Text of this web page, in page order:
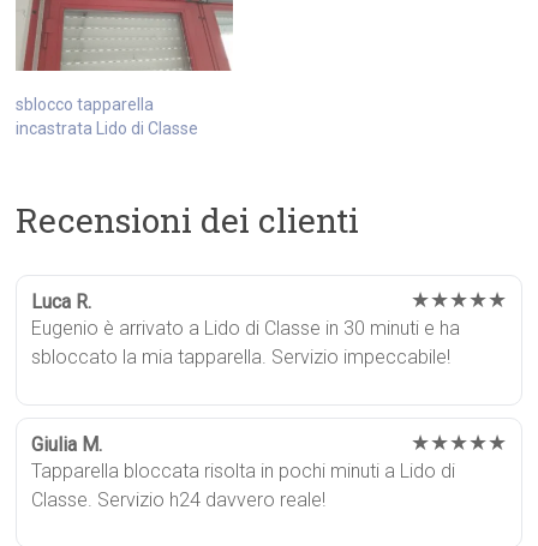
sblocco tapparella
incastrata Lido di Classe
Recensioni dei clienti
Luca R. ★★★★★
Eugenio è arrivato a Lido di Classe in 30 minuti e ha
sbloccato la mia tapparella. Servizio impeccabile!
Giulia M. ★★★★★
Tapparella bloccata risolta in pochi minuti a Lido di
Classe. Servizio h24 davvero reale!